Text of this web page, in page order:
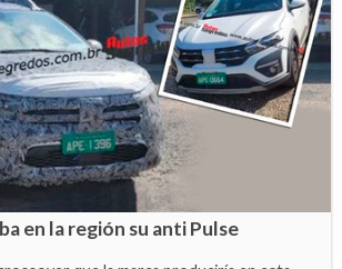
en la región su anti Pulse